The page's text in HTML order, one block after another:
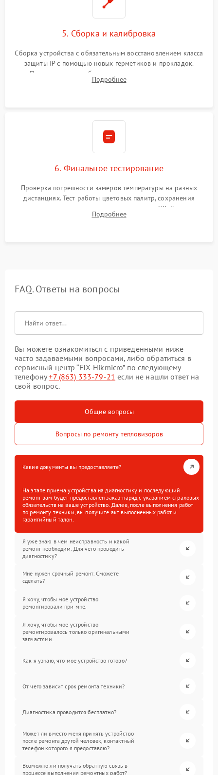
5. Сборка и калибровка
Сборка устройства с обязательным восстановлением класса
защиты IP с помощью новых герметиков и прокладок.
Программная калибровка матрицы по эталонному
абсолютно черному телу для точного измерения температур.
Подробнее
6. Финальное тестирование
Проверка погрешности замеров температуры на разных
дистанциях. Тест работы цветовых палитр, сохранения
термограмм в память и передачи данных на ПК. Проверка
автономности работы и итоговый контроль качества.
Подробнее
FAQ. Ответы на вопросы
Вы можете ознакомиться с приведенными ниже
часто задаваемыми вопросами, либо обратиться в
сервисный центр “FIX-Hikmicro” по следующему
телефону+7 (863) 333-79-21 если не нашли ответ на
свой вопрос.
Общие вопросы
Вопросы по ремонту тепловизоров
Какие документы вы предоставляете?
На этапе приема устройства на диагностику и последующий
ремонт вам будет предоставлен заказ-наряд с указанием страховых
обязательств на ваше устройство. Далее, после выполнения работ
по ремонту техники, вы получите акт выполненных работ и
гарантийный талон.
Я уже знаю в чем неисправность и какой
ремонт необходим. Для чего проводить
диагностику?
Мне нужен срочный ремонт. Сможете
сделать?
Я хочу, чтобы мое устройство
ремонтировали при мне.
Я хочу, чтобы мое устройство
ремонтировалось только оригинальными
запчастями.
Как я узнаю, что мое устройство готово?
От чего зависит срок ремонта техники?
Диагностика проводится бесплатно?
Может ли вместо меня принять устройство
после ремонта другой человек, контактный
телефон которого я предоставлю?
Возможно ли получать обратную связь в
процессе выполнения ремонтных работ?